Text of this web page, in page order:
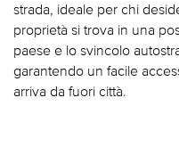
strada, ideale per chi
proprietà si trova in una
paese e lo svincolo
garantendo un facile
arriva da fuori città.